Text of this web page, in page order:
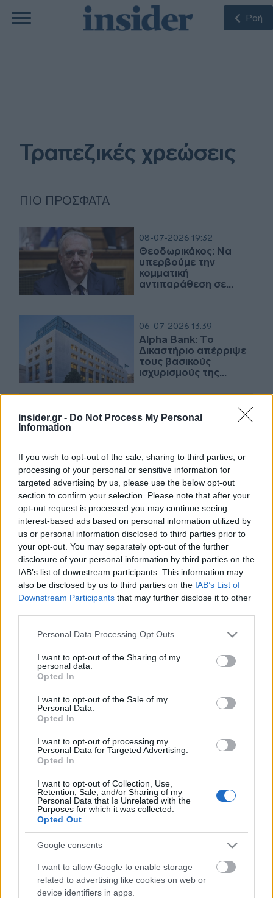
insider.gr - Do Not Process My Personal
Information
If you wish to opt-out of the sale, sharing to third parties, or
processing of your personal or sensitive information for
targeted advertising by us, please use the below opt-out
section to confirm your selection. Please note that after your
opt-out request is processed you may continue seeing
interest-based ads based on personal information utilized by
us or personal information disclosed to third parties prior to
your opt-out. You may separately opt-out of the further
disclosure of your personal information by third parties on the
IAB’s list of downstream participants. This information may
also be disclosed by us to third parties on the IAB’s List of
Downstream Participants that may further disclose it to other
Please note that this website/app uses one or more Google
not limited to your visit or usage behaviour. You may click to
grant or deny consent to Google and its third-party tags to
use your data for below specified purposes in below Google
consent section.
Personal Data Processing Opt Outs
I want to opt-out of the Sharing of my
personal data.
Opted In
I want to opt-out of the Sale of my
Personal Data.
Opted In
I want to opt-out of processing my
Personal Data for Targeted Advertising.
Opted In
I want to opt-out of Collection, Use,
Retention, Sale, and/or Sharing of my
Personal Data that Is Unrelated with the
Purposes for which it was collected.
Opted Out
Google consents
I want to allow Google to enable storage
related to advertising like cookies on web or
device identifiers in apps.
Ροή
Τραπεζικές χρεώσεις
ΠΙΟ ΠΡΌΣΦΑΤΑ
08-07-2026 19:32
Θεοδωρικάκος: Να
υπερβούμε την
κομματική
αντιπαράθεση σε
06-07-2026 13:39
Alpha Bank: Tο
Δικαστήριο απέρριψε
τους βασικούς
ισχυρισμούς της
19-05-2026 10:37
δισ. ευρώ
15-05-2026 07:00
Duracell η Ελλάδα
στον τουρισμό -
Μυρίζει placement -
Νέο μοντέλο
αυξήσεων
14-05-2026 14:40
Η ΕΚΠΟΙΖΩ απαντά
στην Εθνική Τράπεζα
λογαριασμούς
Πλήρως νόμιμη και
έγκυρη η διαδικασία
Διευκρινίσεις ΕΤΕ για
τα τραπεζικά πακέτα
συναλλαγών
Τα μηνύματα της
Λαγκάρντ - Ο